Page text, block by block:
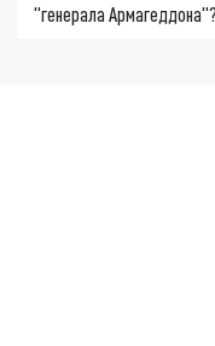
"генерала